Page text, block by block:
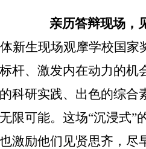
亲历答辩现场，
新生现场观摩学校国家
杆、激发内在动力的机
科研实践、出色的综合
限可能。这场“沉浸式”
激励他们见贤思齐，尽